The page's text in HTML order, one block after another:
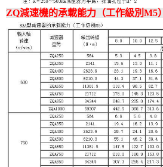
ZQ減速機的承載能力（工作級別M5）